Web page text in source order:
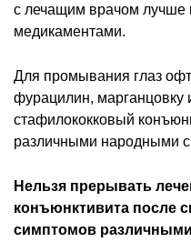
с лечащим врачом лучше
медикаментами.
Для промывания глаз
фурацилин, марганцовку
стафилококковый
различными народными
Нельзя прерывать
конъюнктивита после
симптомов